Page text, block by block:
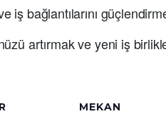
iş bağlantılarını
artırmak ve yeni iş
MEKAN